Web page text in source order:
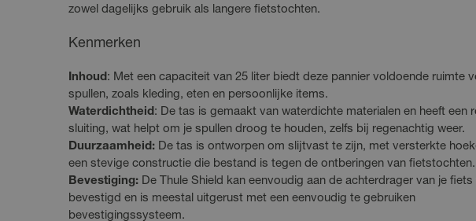
zowel dagelijks gebruik als langere fietstochten.
Kenmerken
Inhoud: Met een capaciteit van 25 liter biedt deze pannier voldoende ruimte
spullen, zoals kleding, eten en persoonlijke items.
Waterdichtheid: De tas is gemaakt van waterdichte materialen en heeft een
sluiting, wat helpt om je spullen droog te houden, zelfs bij regenachtig weer.
Duurzaamheid: De tas is ontworpen om slijtvast te zijn, met versterkte
een stevige constructie die bestand is tegen de ontberingen van fietstochten.
Bevestiging: De Thule Shield kan eenvoudig aan de achterdrager van je
bevestigd en is meestal uitgerust met een eenvoudig te gebruiken
bevestigingssysteem.